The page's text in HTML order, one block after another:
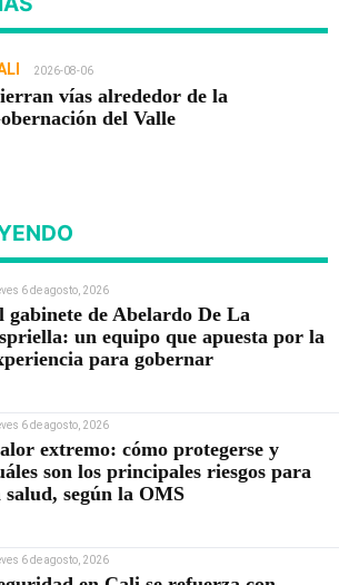
2026-08-06
vías alrededor de la
del Valle
6 de agosto, 2026
gabinete de Abelardo De La
un equipo que apuesta por la
para gobernar
6 de agosto, 2026
extremo: cómo protegerse y
son los principales riesgos para
salud, según la OMS
6 de agosto, 2026